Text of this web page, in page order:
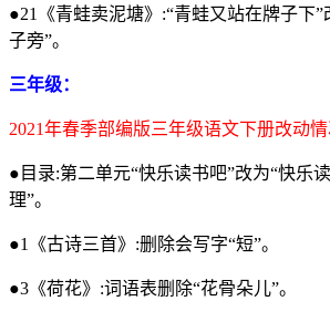
●21《青蛙卖泥塘》:“青蛙又站在牌子下
子旁”。
三年级：
2021年春季部编版三年级语文下册改动
●目录:第二单元“快乐读书吧”改为“快乐
理”。
●1《古诗三首》:删除会写字“短”。
●3《荷花》:词语表删除“花骨朵儿”。